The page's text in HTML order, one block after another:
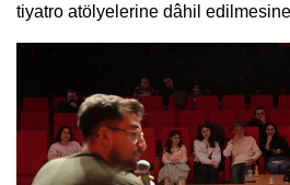
tiyatro atölyelerine dâhil